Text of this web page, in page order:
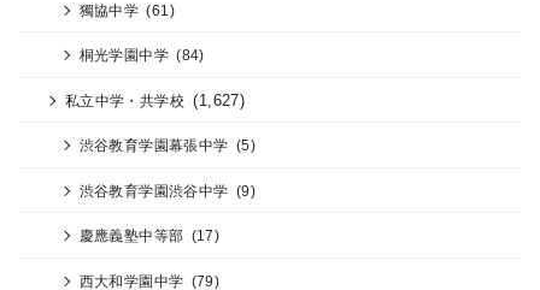
獨協中学 (61)
桐光学園中学 (84)
私立中学・共学校 (1,627)
渋谷教育学園幕張中学 (5)
渋谷教育学園渋谷中学 (9)
慶應義塾中等部 (17)
西大和学園中学 (79)